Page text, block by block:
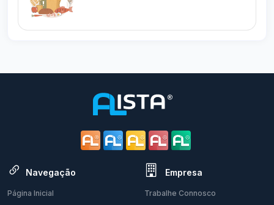
Navegação
Página Inicial
Empresa
Trabalhe Connosco